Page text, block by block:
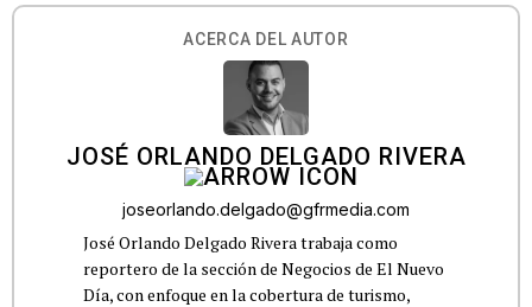
ACERCA DEL AUTOR
JOSÉ ORLANDO DELGADO RIVERA
joseorlando.delgado@gfrmedia.com
José Orlando Delgado Rivera trabaja como
reportero de la sección de Negocios de El Nuevo
Día, con enfoque en la cobertura de turismo,